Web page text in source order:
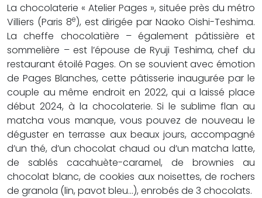
La chocolaterie « Atelier Pages », située près du métro
Villiers (Paris 8e), est dirigée par Naoko Oishi-Teshima.
La cheffe chocolatière – également pâtissière et
sommelière – est l’épouse de Ryuji Teshima, chef du
restaurant étoilé Pages. On se souvient avec émotion
de Pages Blanches, cette pâtisserie inaugurée par le
couple au même endroit en 2022, qui a laissé place
début 2024, à la chocolaterie. Si le sublime flan au
matcha vous manque, vous pouvez de nouveau le
déguster en terrasse aux beaux jours, accompagné
d’un thé, d’un chocolat chaud ou d’un matcha latte,
de sablés cacahuète-caramel, de brownies au
chocolat blanc, de cookies aux noisettes, de rochers
de granola (lin, pavot bleu…), enrobés de 3 chocolats.